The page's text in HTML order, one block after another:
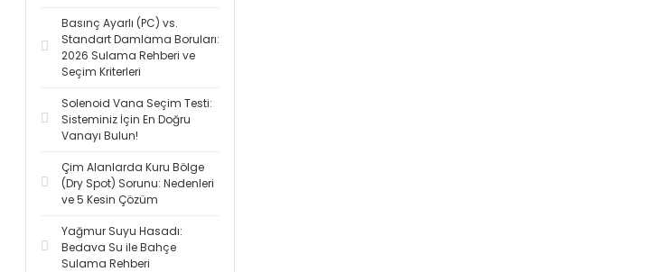
Basınç Ayarlı (PC) vs.
Standart Damlama Boruları:
2026 Sulama Rehberi ve
Seçim Kriterleri
Solenoid Vana Seçim Testi:
Sisteminiz İçin En Doğru
Vanayı Bulun!
Çim Alanlarda Kuru Bölge
(Dry Spot) Sorunu: Nedenleri
ve 5 Kesin Çözüm
Yağmur Suyu Hasadı:
Bedava Su ile Bahçe
Sulama Rehberi